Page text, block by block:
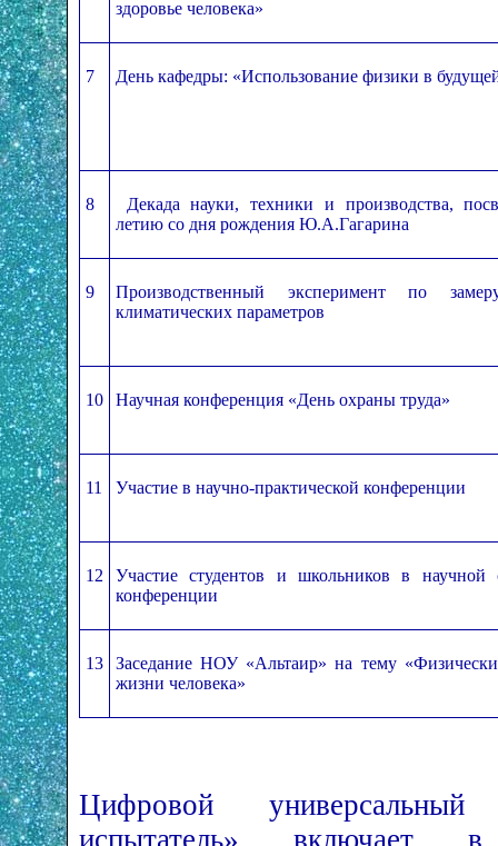
здоровье человека»
7 День кафедры: «Использование физики в
8
Декада науки, техники и производства,
летию со дня рождения Ю.А.Гагарина
9
Производственный эксперимент по
климатических параметров
10 Научная конференция «День охраны труда»
11 Участие в научно-практической конференции
12
Участие студентов и школьников в научной
конференции
13
Заседание НОУ «Альтаир» на тему
жизни человека»
Цифровой